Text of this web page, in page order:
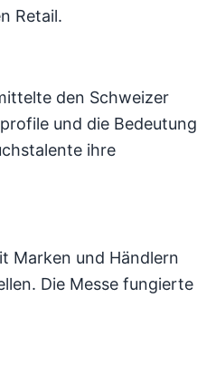
Retail.
den Schweizer
und die Bedeutung
ihre
Marken und Händlern
Die Messe fungierte